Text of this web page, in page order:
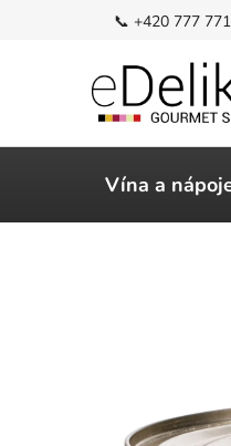
📞 +420 777
Vína a